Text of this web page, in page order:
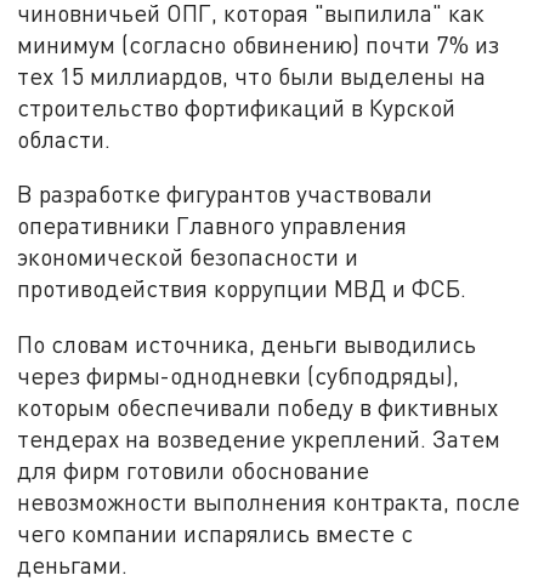
чиновничьей ОПГ, которая "выпилила" как
минимум (согласно обвинению) почти 7% из
тех 15 миллиардов, что были выделены на
строительство фортификаций в Курской
области.
В разработке фигурантов участвовали
оперативники Главного управления
экономической безопасности и
противодействия коррупции МВД и ФСБ.
По словам источника, деньги выводились
через фирмы-однодневки (субподряды),
которым обеспечивали победу в фиктивных
тендерах на возведение укреплений. Затем
для фирм готовили обоснование
невозможности выполнения контракта, после
чего компании испарялись вместе с
деньгами.